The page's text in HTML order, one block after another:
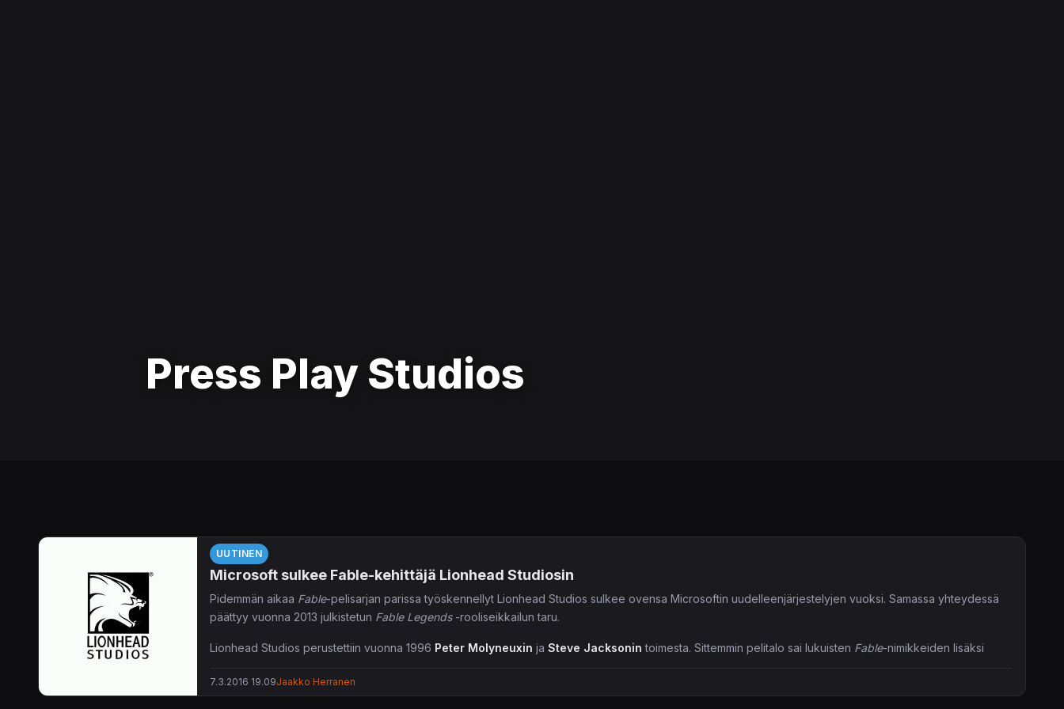
Press Play Studios
UUTINEN
Microsoft sulkee Fable-kehittäjä Lionhead Studiosin
Pidemmän aikaa Fable-pelisarjan parissa työskennellyt Lionhead Studios sulkee ovensa Microsoftin uudelleenjärjestelyjen vuoksi. Samassa yhteydessä
päättyy vuonna 2013 julkistetun Fable Legends-rooliseikkailun taru.
Lionhead Studios perustettiin vuonna 1996 Peter Molyneuxin ja Steve Jacksonin toimesta. Sittemmin pelitalo sai lukuisten Fable-nimikkeiden lisäksi
7.3.2016 19.09Jaakko Herranen